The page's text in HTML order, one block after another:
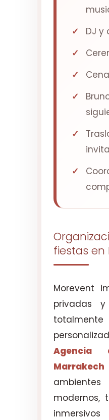
DJ y
fiestas en
Morevent
privadas y
totalmente
Agencia
Marrakech
modernos,